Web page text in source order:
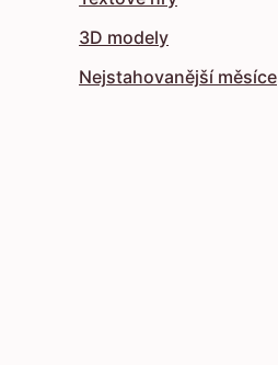
3D modely
Nejstahovanější měsíce